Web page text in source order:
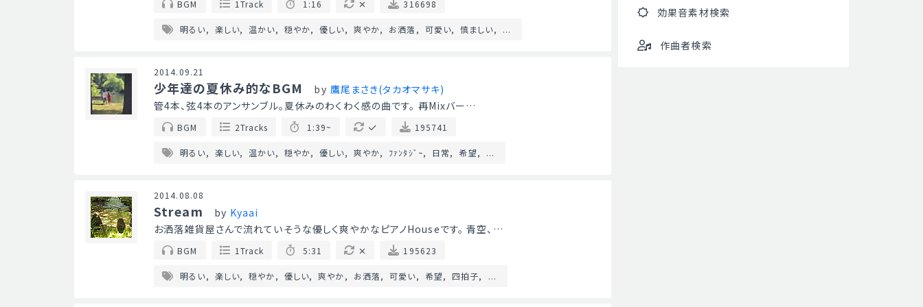
BGM 1Track 1:16 316698
明るい 楽しい 温かい 穏やか 優しい 爽やか お洒落 可愛い 慎ましい ...
2014.09.21
少年達の夏休み的なBGM by 鷹尾まさき(タカオマサキ)
管4本、弦4本のアンサンブル。夏休みのわくわく感の曲です。 再Mixバー…
BGM 2Tracks 1:39~ 195741
明るい 楽しい 温かい 穏やか 優しい 爽やか ﾌｧﾝﾀｼﾞｰ 日常 希望 ...
2014.08.08
Stream by Kyaai
お洒落雑貨屋さんで流れていそうな優しく爽やかなピアノHouseです。 青空、…
BGM 1Track 5:31 195623
明るい 楽しい 穏やか 優しい 爽やか お洒落 可愛い 希望 四拍子 ...
効果音素材検索
作曲者検索